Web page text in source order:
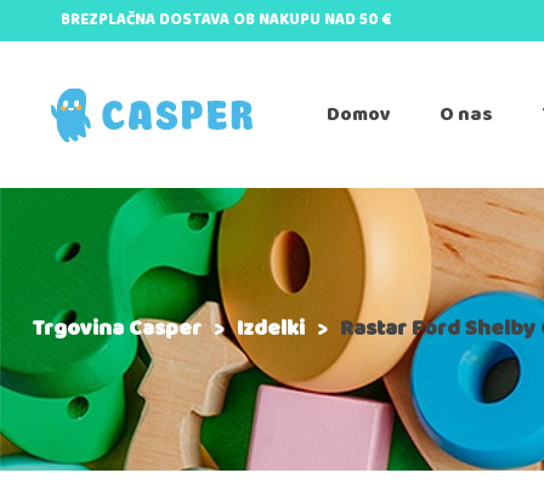
BREZPLAČNA DOSTAVA OB NAKUPU NAD 50 €
Domov O nas
Trgovina Casper >Izdelki > Rastar Ford